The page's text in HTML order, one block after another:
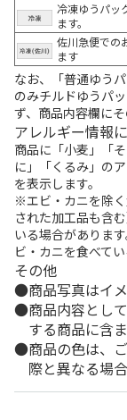
冷凍ゆうパッ
ます。
佐川急便での
ます
なお、「普通ゆう
のみチルドゆうパ
ず、商品内容欄に
アレルギー情報
商品に「小麦」「
に」「くるみ」の
を表示します。
※エビ・カニを除
された加工品も含
いる場合がありま
ビ・カニを食べて
その他
商品写真はイ
商品内容とし
する商品に含
商品の色は、
際と異なる場